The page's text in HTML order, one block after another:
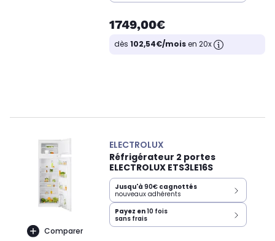
1749,00€
dès 102,54€/moisen 20x
Comparer
ELECTROLUX
Réfrigérateur 2 portes
ELECTROLUX ETS3LE16S
Jusqu'à 90€ cagnottés
nouveaux adhérents
Payez en10 fois
sans frais